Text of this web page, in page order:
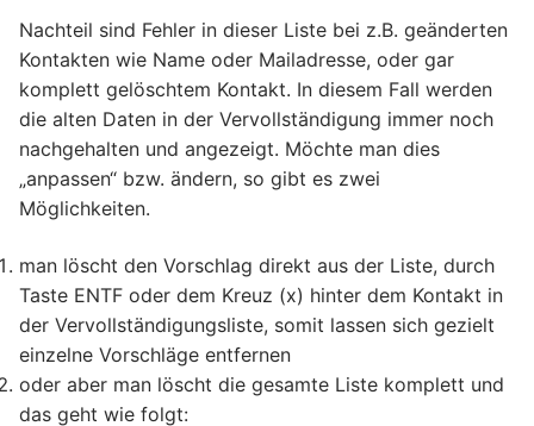
Nachteil sind Fehler in dieser Liste bei z.B. geänderten
Kontakten wie Name oder Mailadresse, oder gar
komplett gelöschtem Kontakt. In diesem Fall werden
die alten Daten in der Vervollständigung immer noch
nachgehalten und angezeigt. Möchte man dies
„anpassen“ bzw. ändern, so gibt es zwei
Möglichkeiten.
man löscht den Vorschlag direkt aus der Liste, durch
Taste ENTF oder dem Kreuz (x) hinter dem Kontakt in
der Vervollständigungsliste, somit lassen sich gezielt
einzelne Vorschläge entfernen
oder aber man löscht die gesamte Liste komplett und
das geht wie folgt: